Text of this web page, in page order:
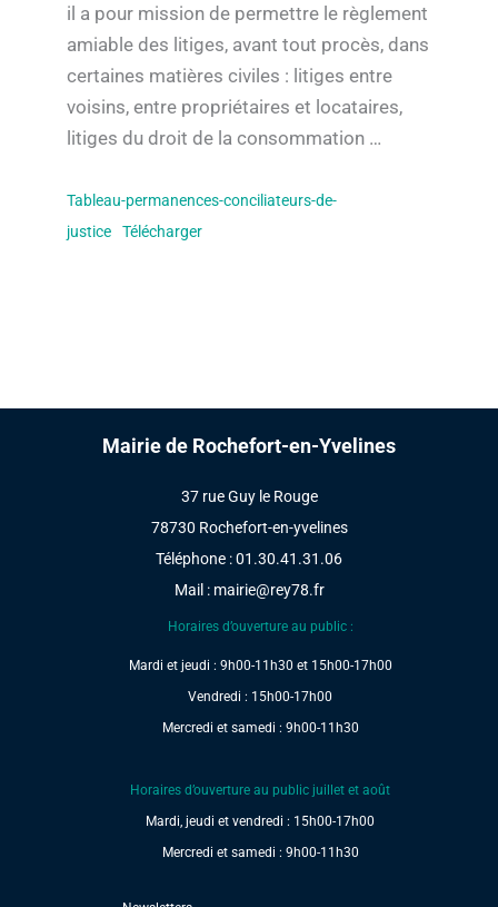
il a pour mission de permettre le règlement
amiable des litiges, avant tout procès, dans
certaines matières civiles : litiges entre
voisins, entre propriétaires et locataires,
litiges du droit de la consommation …
Tableau-permanences-conciliateurs-de-
justice
Télécharger
Mairie de Rochefort-en-Yvelines
37 rue Guy le Rouge
78730 Rochefort-en-yvelines
Téléphone : 01.30.41.31.06
Mail : mairie@rey78.fr
Horaires d’ouverture au public :
Mardi et jeudi : 9h00-11h30 et 15h00-17h00
Vendredi : 15h00-17h00
Mercredi et samedi : 9h00-11h30
Horaires d’ouverture au public juillet et août
Mardi, jeudi et vendredi : 15h00-17h00
Mercredi et samedi : 9h00-11h30